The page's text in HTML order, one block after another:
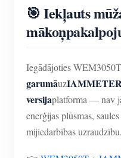
🎯 Iekļauts
Iegādājoties
garumāuz
versijaplatforma — nav
enerģijas plūsmas,
mijiedarbības uzraudzību.